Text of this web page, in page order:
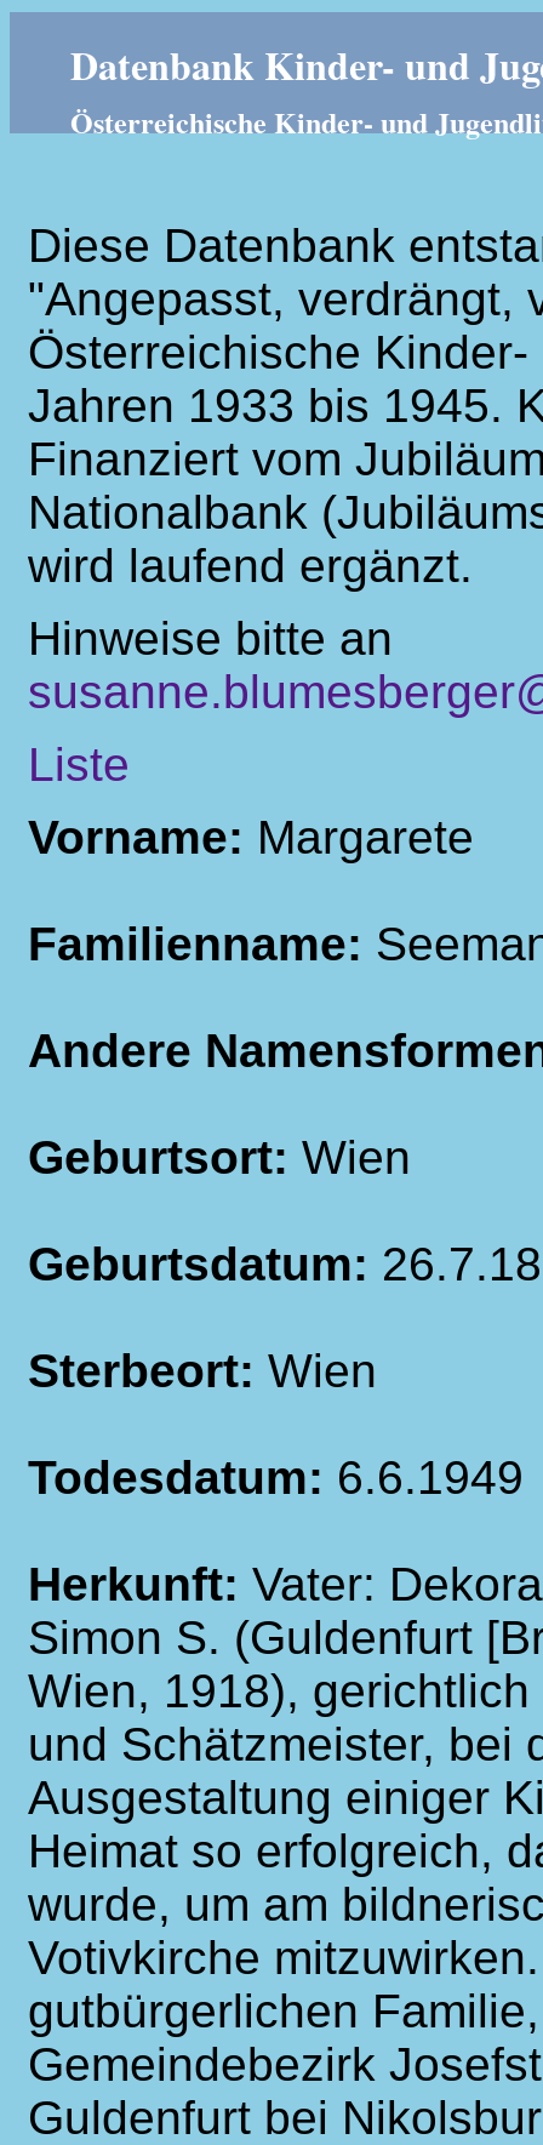
Datenbank Kinder- und
Österreichische Kinder- und
Diese Datenbank
"Angepasst, verdrängt,
Österreichische
Jahren 1933 bis 1945.
Finanziert vom
Nationalbank
wird laufend ergänzt.
Hinweise bitte an
Liste
Vorname: Margarete
Familienname:
Andere
Geburtsort: Wien
Geburtsdatum:
Sterbeort: Wien
Todesdatum: 6.6.1949
Herkunft: Vater:
Simon S. (Guldenfurt
Wien, 1918),
und Schätzmeister, bei
Ausgestaltung einiger
Heimat so erfolgreich,
wurde, um am
Votivkirche
gutbürgerlichen
Gemeindebezirk
Guldenfurt bei